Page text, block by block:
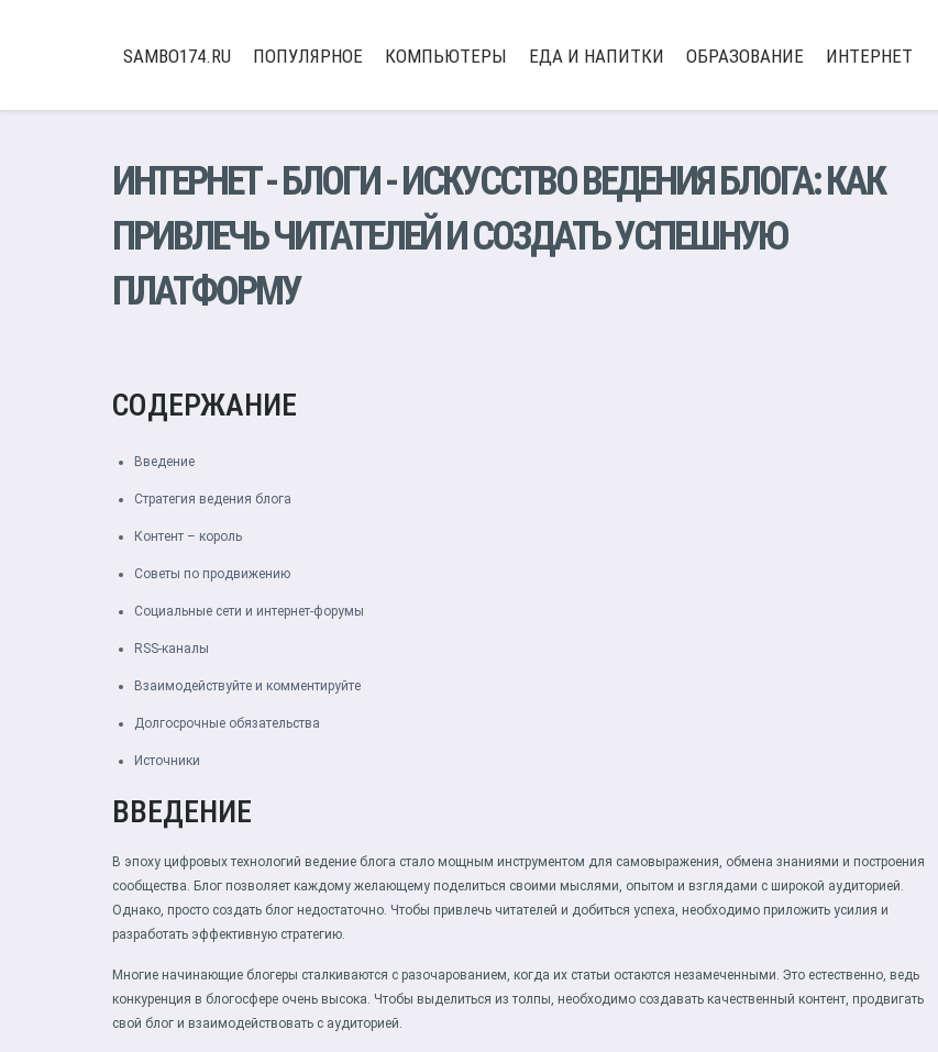
SAMBO174.RU ПОПУЛЯРНОЕ КОМПЬЮТЕРЫ ЕДА И НАПИТКИ ОБРАЗОВАНИЕ ИНТЕРНЕТ
ИНТЕРНЕТ-БЛОГИ- ИСКУССТВО ВЕДЕНИЯ БЛОГА: КАК
ПРИВЛЕЧЬ ЧИТАТЕЛЕЙ И СОЗДАТЬ УСПЕШНУЮ
ПЛАТФОРМУ
СОДЕРЖАНИЕ
Введение
Стратегия ведения блога
Контент – король
Советы по продвижению
Социальные сети и интернет-форумы
RSS-каналы
Взаимодействуйте и комментируйте
Долгосрочные обязательства
Источники
ВВЕДЕНИЕ
В эпоху цифровых технологий ведение блога стало мощным инструментом для самовыражения, обмена знаниями и построения
сообщества. Блог позволяет каждому желающему поделиться своими мыслями, опытом и взглядами с широкой аудиторией.
Однако, просто создать блог недостаточно. Чтобы привлечь читателей и добиться успеха, необходимо приложить усилия и
разработать эффективную стратегию.
Многие начинающие блогеры сталкиваются с разочарованием, когда их статьи остаются незамеченными. Это естественно, ведь
конкуренция в блогосфере очень высока. Чтобы выделиться из толпы, необходимо создавать качественный контент, продвигать
свой блог и взаимодействовать с аудиторией.